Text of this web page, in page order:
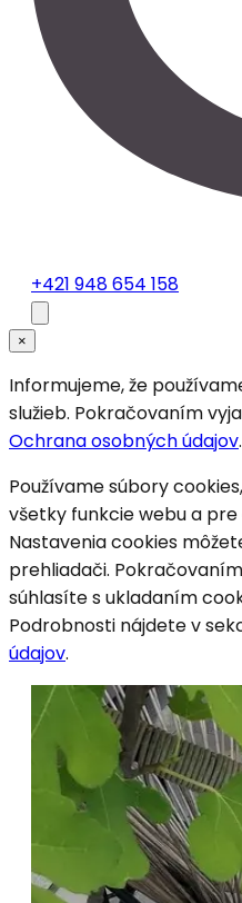
+421 948 654 158
×
Informujeme, že
služieb. Pokračovaním
Ochrana osobných údajov.
Používame súbory
všetky funkcie webu a
Nastavenia cookies
prehliadači.
súhlasíte s ukladaním
Podrobnosti nájdete v
údajov.